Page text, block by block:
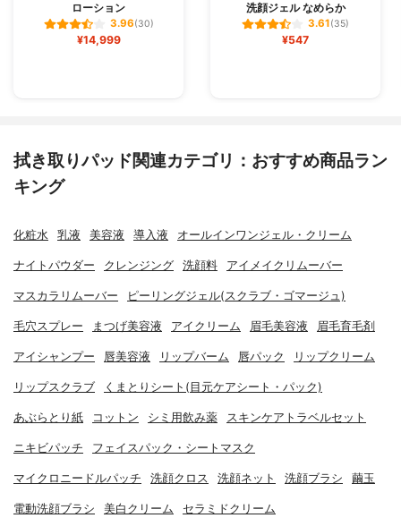
ローション
3.96(30)
¥14,999
洗顔ジェル なめらか
3.61(35)
¥547
拭き取りパッド関連カテゴリ：おすすめ商品ラン
キング
化粧水 乳液 美容液 導入液 オールインワンジェル・クリーム
ナイトパウダー クレンジング 洗顔料 アイメイクリムーバー
マスカラリムーバー ピーリングジェル(スクラブ・ゴマージュ)
毛穴スプレー まつげ美容液 アイクリーム 眉毛美容液 眉毛育毛剤
アイシャンプー 唇美容液 リップバーム 唇パック リップクリーム
リップスクラブ くまとりシート(目元ケアシート・パック)
あぶらとり紙 コットン シミ用飲み薬 スキンケアトラベルセット
ニキビパッチ フェイスパック・シートマスク
マイクロニードルパッチ 洗顔クロス 洗顔ネット 洗顔ブラシ 繭玉
電動洗顔ブラシ 美白クリーム セラミドクリーム